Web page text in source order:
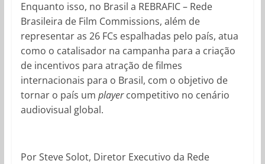
Enquanto isso, no Brasil a REBRAFIC – Rede
Brasileira de Film Commissions, além de
representar as 26 FCs espalhadas pelo país, atua
como o catalisador na campanha para a criação
de incentivos para atração de filmes
internacionais para o Brasil, com o objetivo de
tornar o país um playercompetitivo no cenário
audiovisual global.
Por Steve Solot, Diretor Executivo da Rede